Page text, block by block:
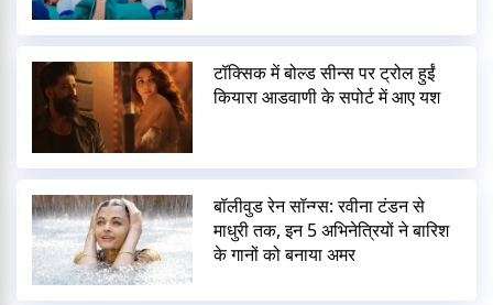
टॉक्सिक में बोल्ड सीन्स पर ट्रोल हुईं
कियारा आडवाणी के सपोर्ट में आए यश
बॉलीवुड रेन सॉन्ग्स: रवीना टंडन से
माधुरी तक, इन 5 अभिनेत्रियों ने बारिश
के गानों को बनाया अमर